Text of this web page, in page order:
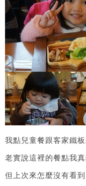
我點兒童餐跟客家鐵
老實說這裡的餐點我
但上次來怎麼沒有看